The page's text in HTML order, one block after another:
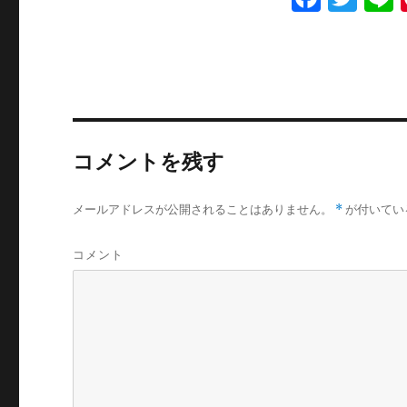
b
k
r
コメントを残す
メールアドレスが公開されることはありません。 * が付いて
コメント